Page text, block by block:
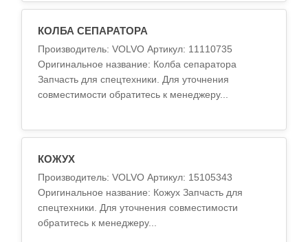
КОЛБА СЕПАРАТОРА
Производитель: VOLVO Артикул: 11110735
Оригинальное название: Колба сепаратора
Запчасть для спецтехники. Для уточнения
совместимости обратитесь к менеджеру...
КОЖУХ
Производитель: VOLVO Артикул: 15105343
Оригинальное название: Кожух Запчасть для
спецтехники. Для уточнения совместимости
обратитесь к менеджеру...